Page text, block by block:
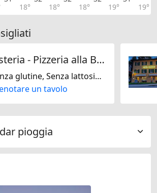
18°
18°
18°
19°
19°
Osteria - Pizzeria alla Birreria
Senza glutine, Senza lattosio, Italiana, Svizzera
un tavolo
pioggia